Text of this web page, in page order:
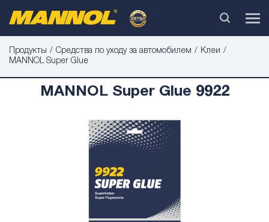
Продукты Средства по уходу за автомобилем
Клеи
MANNOL Super Glue
MANNOL Super Glue 9922